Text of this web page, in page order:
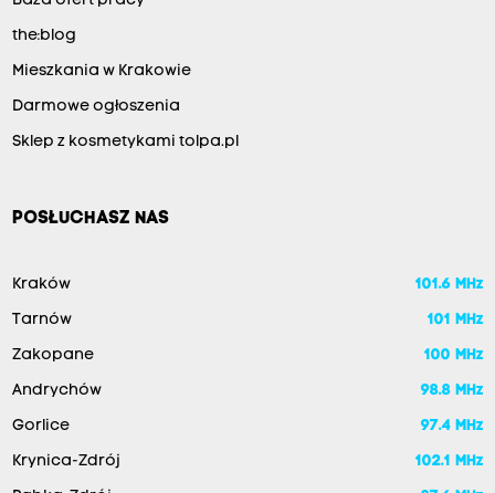
the:blog
Mieszkania w Krakowie
Darmowe ogłoszenia
Sklep z kosmetykami tolpa.pl
POSŁUCHASZ NAS
Kraków 101.6 MHz
Tarnów 101 MHz
Zakopane 100 MHz
Andrychów 98.8 MHz
Gorlice 97.4 MHz
Krynica-Zdrój 102.1 MHz